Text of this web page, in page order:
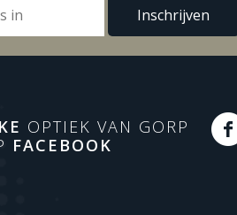
OPTIEK VAN GORP
FACEBOOK